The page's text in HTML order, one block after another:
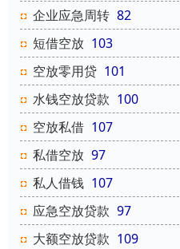
企业应急周转 82
短借空放 103
空放零用贷 101
水钱空放贷款 100
空放私借 107
私借空放 97
私人借钱 107
应急空放贷款 97
大额空放贷款 109